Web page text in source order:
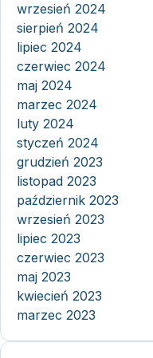
wrzesień 2024
sierpień 2024
lipiec 2024
czerwiec 2024
maj 2024
marzec 2024
luty 2024
styczeń 2024
grudzień 2023
listopad 2023
październik 2023
wrzesień 2023
lipiec 2023
czerwiec 2023
maj 2023
kwiecień 2023
marzec 2023